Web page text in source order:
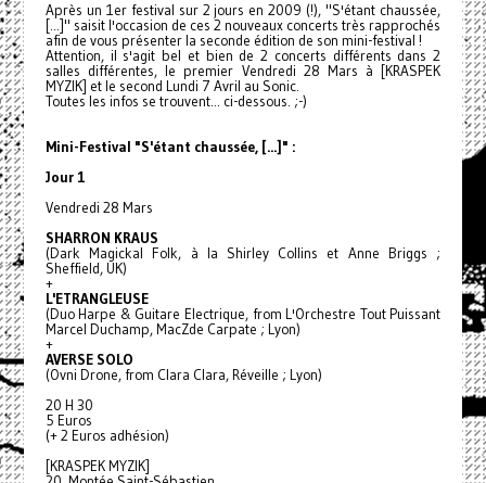
Après un 1er festival sur 2 jours en 2009 (!), "S'étant chaussée,
[...]" saisit l'occasion de ces 2 nouveaux concerts très rapprochés
afin de vous présenter la seconde édition de son mini-festival !
Attention, il s'agit bel et bien de 2 concerts différents dans 2
salles différentes, le premier Vendredi 28 Mars à [KRASPEK
MYZIK] et le second Lundi 7 Avril au Sonic.
Toutes les infos se trouvent... ci-dessous. ;-)
Mini-Festival "S'étant chaussée, [...]" :
Jour 1
Vendredi 28 Mars
SHARRON KRAUS
(Dark Magickal Folk, à la Shirley Collins et Anne Briggs ;
Sheffield, UK)
+
L'ETRANGLEUSE
(Duo Harpe & Guitare Electrique, from L'Orchestre Tout Puissant
Marcel Duchamp, MacZde Carpate ; Lyon)
+
AVERSE SOLO
(Ovni Drone, from Clara Clara, Réveille ; Lyon)
20 H 30
5 Euros
(+ 2 Euros adhésion)
[KRASPEK MYZIK]